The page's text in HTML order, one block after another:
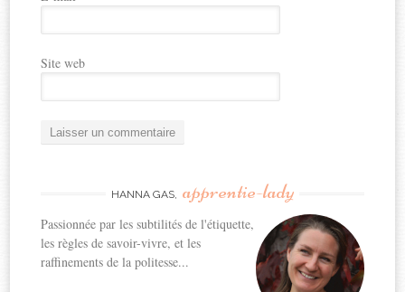
Site web
HANNA GAS, apprentie-lady
Passionnée par les subtilités de l'étiquette,
les règles de savoir-vivre, et les
raffinements de la politesse...